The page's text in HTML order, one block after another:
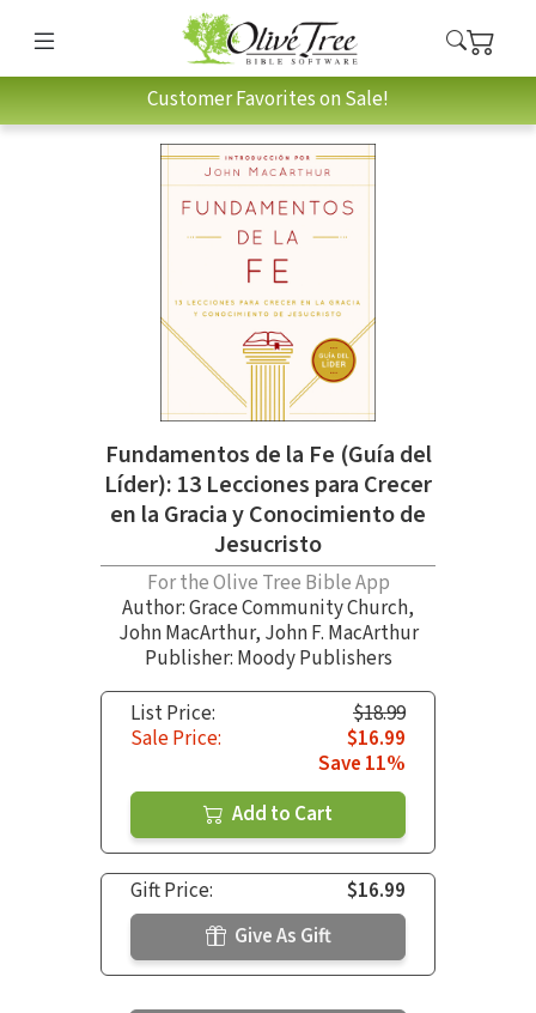
Customer Favorites on Sale!
Fundamentos de la Fe (Guía del
Líder): 13 Lecciones para Crecer
en la Gracia y Conocimiento de
Jesucristo
For the Olive Tree Bible App
Author:Grace Community Church,
John MacArthur, John F. MacArthur
Publisher: Moody Publishers
List Price:
$18.99
Sale Price:
$16.99
Save 11%
Add to Cart
Gift Price:
$16.99
Give As Gift